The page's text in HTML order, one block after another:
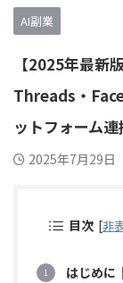
AI副業
【2025年最新
Threads・
ットフォーム
2025年7月29日
目次 [非
はじめに